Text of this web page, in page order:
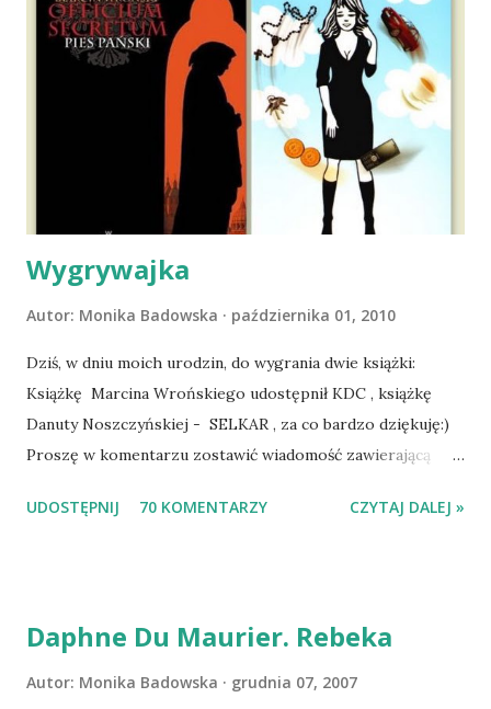
ludźmi i kotami, pojawił się pomysł na wspólny jesienny
wyjazd w Beskid Niski. Zanim to jednak się stało psica miała
atak padaczki, co spowodowało, że wyjazd odwołaliśmy,
wdrożyliśmy leczenie i od nowa zaczęliśmy oswajać z nami i
wspólnym życiem zdezorientowanego chorobą psa. Udało
się ustabilizować zawirowania zdrowotne i wówczas
zaczęliśmy się cieszyć sobą wzajemnie już na 100%.
Dopier...
Wygrywajka
Autor: Monika Badowska października 01, 2010
Dziś, w dniu moich urodzin, do wygrania dwie książki:
Książkę Marcina Wrońskiego udostępnił KDC , książkę
Danuty Noszczyńskiej - SELKAR , za co bardzo dziękuję:)
Proszę w komentarzu zostawić wiadomość zawierającą
Losowanie odbędzie się w niedzielę o 8:00. Zapraszam
UDOSTĘPNIJ 70 KOMENTARZY CZYTAJ DALEJ »
Daphne Du Maurier. Rebeka
Autor: Monika Badowska grudnia 07, 2007